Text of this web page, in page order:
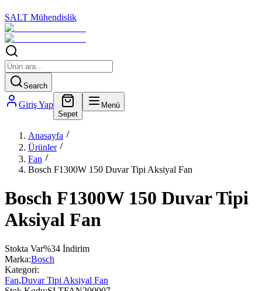
SALT Mühendislik
Search
Giriş Yap
Sepet
Menü
Anasayfa
Ürünler
Fan
Bosch F1300W 150 Duvar Tipi Aksiyal Fan
Bosch F1300W 150 Duvar Tipi
Aksiyal Fan
Stokta Var%34 İndirim
Marka:Bosch
Kategori:
Fan,Duvar Tipi Aksiyal Fan